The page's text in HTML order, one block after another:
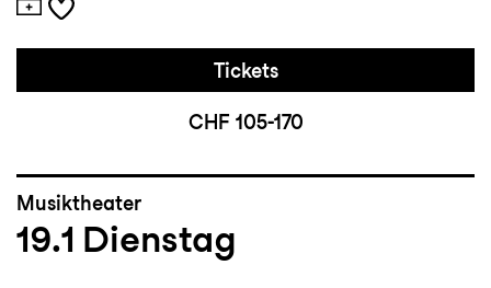
Tickets
CHF 105-170
Musiktheater
19.1 Dienstag